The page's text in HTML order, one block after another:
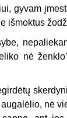
gyvam
iš­moktus
nė
nė